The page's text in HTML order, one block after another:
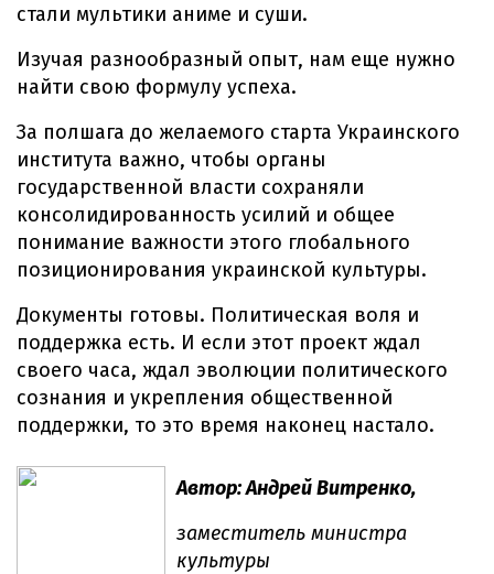
стали мультики аниме и суши.
Изучая разнообразный опыт, нам еще нужно
найти свою формулу успеха.
За полшага до желаемого старта Украинского
института важно, чтобы органы
государственной власти сохраняли
консолидированность усилий и общее
понимание важности этого глобального
позиционирования украинской культуры.
Документы готовы. Политическая воля и
поддержка есть. И если этот проект ждал
своего часа, ждал эволюции политического
сознания и укрепления общественной
поддержки, то это время наконец настало.
Автор: Андрей Витренко,
заместитель министра
культуры